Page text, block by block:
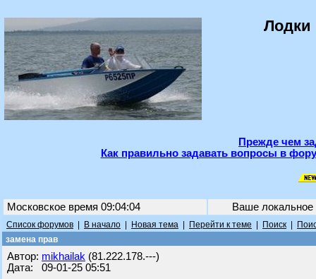
Лодки
Прежде чем
Как правильно задавать вопросы в
Московское время 09:04:04 Ваше
Список форумов В начало Новая тема Перейти к теме Поиск
замена прав
Автор: mikhailak (81.222.178.---)
Дата: 09-01-25 05:51